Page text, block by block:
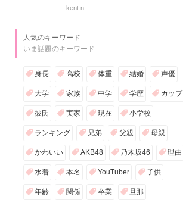
kent.n
人気のキーワード
いま話題のキーワード
身長 高校 体重 結婚 声優
大学 家族 中学 学歴 カップ
彼氏 実家 現在 小学校
ランキング 兄弟 父親 母親
かわいい AKB48 乃木坂46 理由
水着 本名 YouTuber 子供
年齢 関係 卒業 旦那